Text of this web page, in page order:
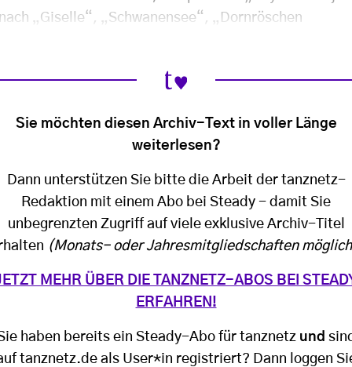
„Giselle“, „Schwanensee“, „Dornröschen
Sie möchten diesen Archiv-Text in voller Länge
weiterlesen?
Dann unterstützen Sie bitte die Arbeit der tanznetz-
Redaktion mit einem Abo bei Steady - damit Sie
unbegrenzten Zugriff auf viele exklusive Archiv-Titel
(Monats- oder Jahresmitgliedschaften
MEHR ÜBER DIE TANZNETZ-ABOS BEI
ERFAHREN!
haben bereits ein Steady-Abo für tanznetz und
tanznetz.de als User*in registriert? Dann loggen